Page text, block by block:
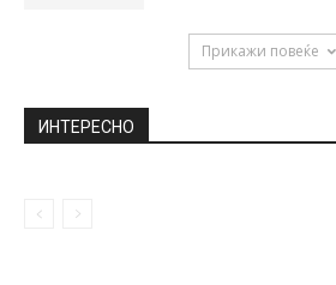
Прикажи повеќе
ИНТЕРЕСНО